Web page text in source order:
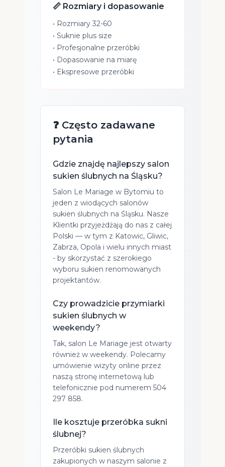
📏 Rozmiary i dopasowanie
• Rozmiary 32-60
• Suknie plus size
• Profesjonalne przeróbki
• Dopasowanie na miarę
• Ekspresowe przeróbki
❓ Często zadawane
pytania
Gdzie znajdę najlepszy salon
sukien ślubnych na Śląsku?
Salon Le Mariage w Bytomiu to
jeden z wiodących salonów
sukien ślubnych na Śląsku. Nasze
Klientki przyjeżdżają do nas z całej
Polski — w tym z Katowic, Gliwic,
Zabrza, Opola i wielu innych miast
- by skorzystać z szerokiego
wyboru sukien renomowanych
projektantów.
Czy prowadzicie przymiarki
sukien ślubnych w
weekendy?
Tak, salon Le Mariage jest otwarty
również w weekendy. Polecamy
umówienie wizyty online przez
naszą stronę internetową lub
telefonicznie pod numerem 504
297 858.
Ile kosztuje przeróbka sukni
ślubnej?
Przeróbki sukien ślubnych
zakupionych w naszym salonie z